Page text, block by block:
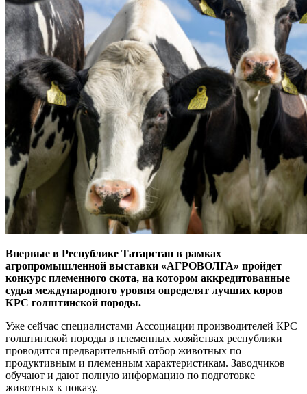
Впервые в Республике Татарстан в рамках
агропромышленной выставки «АГРОВОЛГА» пройдет
конкурс племенного скота, на котором аккредитованные
судьи международного уровня определят лучших коров
КРС голштинской породы.
Уже сейчас специалистами Ассоциации производителей КРС
голштинской породы в племенных хозяйствах республики
проводится предварительный отбор животных по
продуктивным и племенным характеристикам. Заводчиков
обучают и дают полную информацию по подготовке
животных к показу.